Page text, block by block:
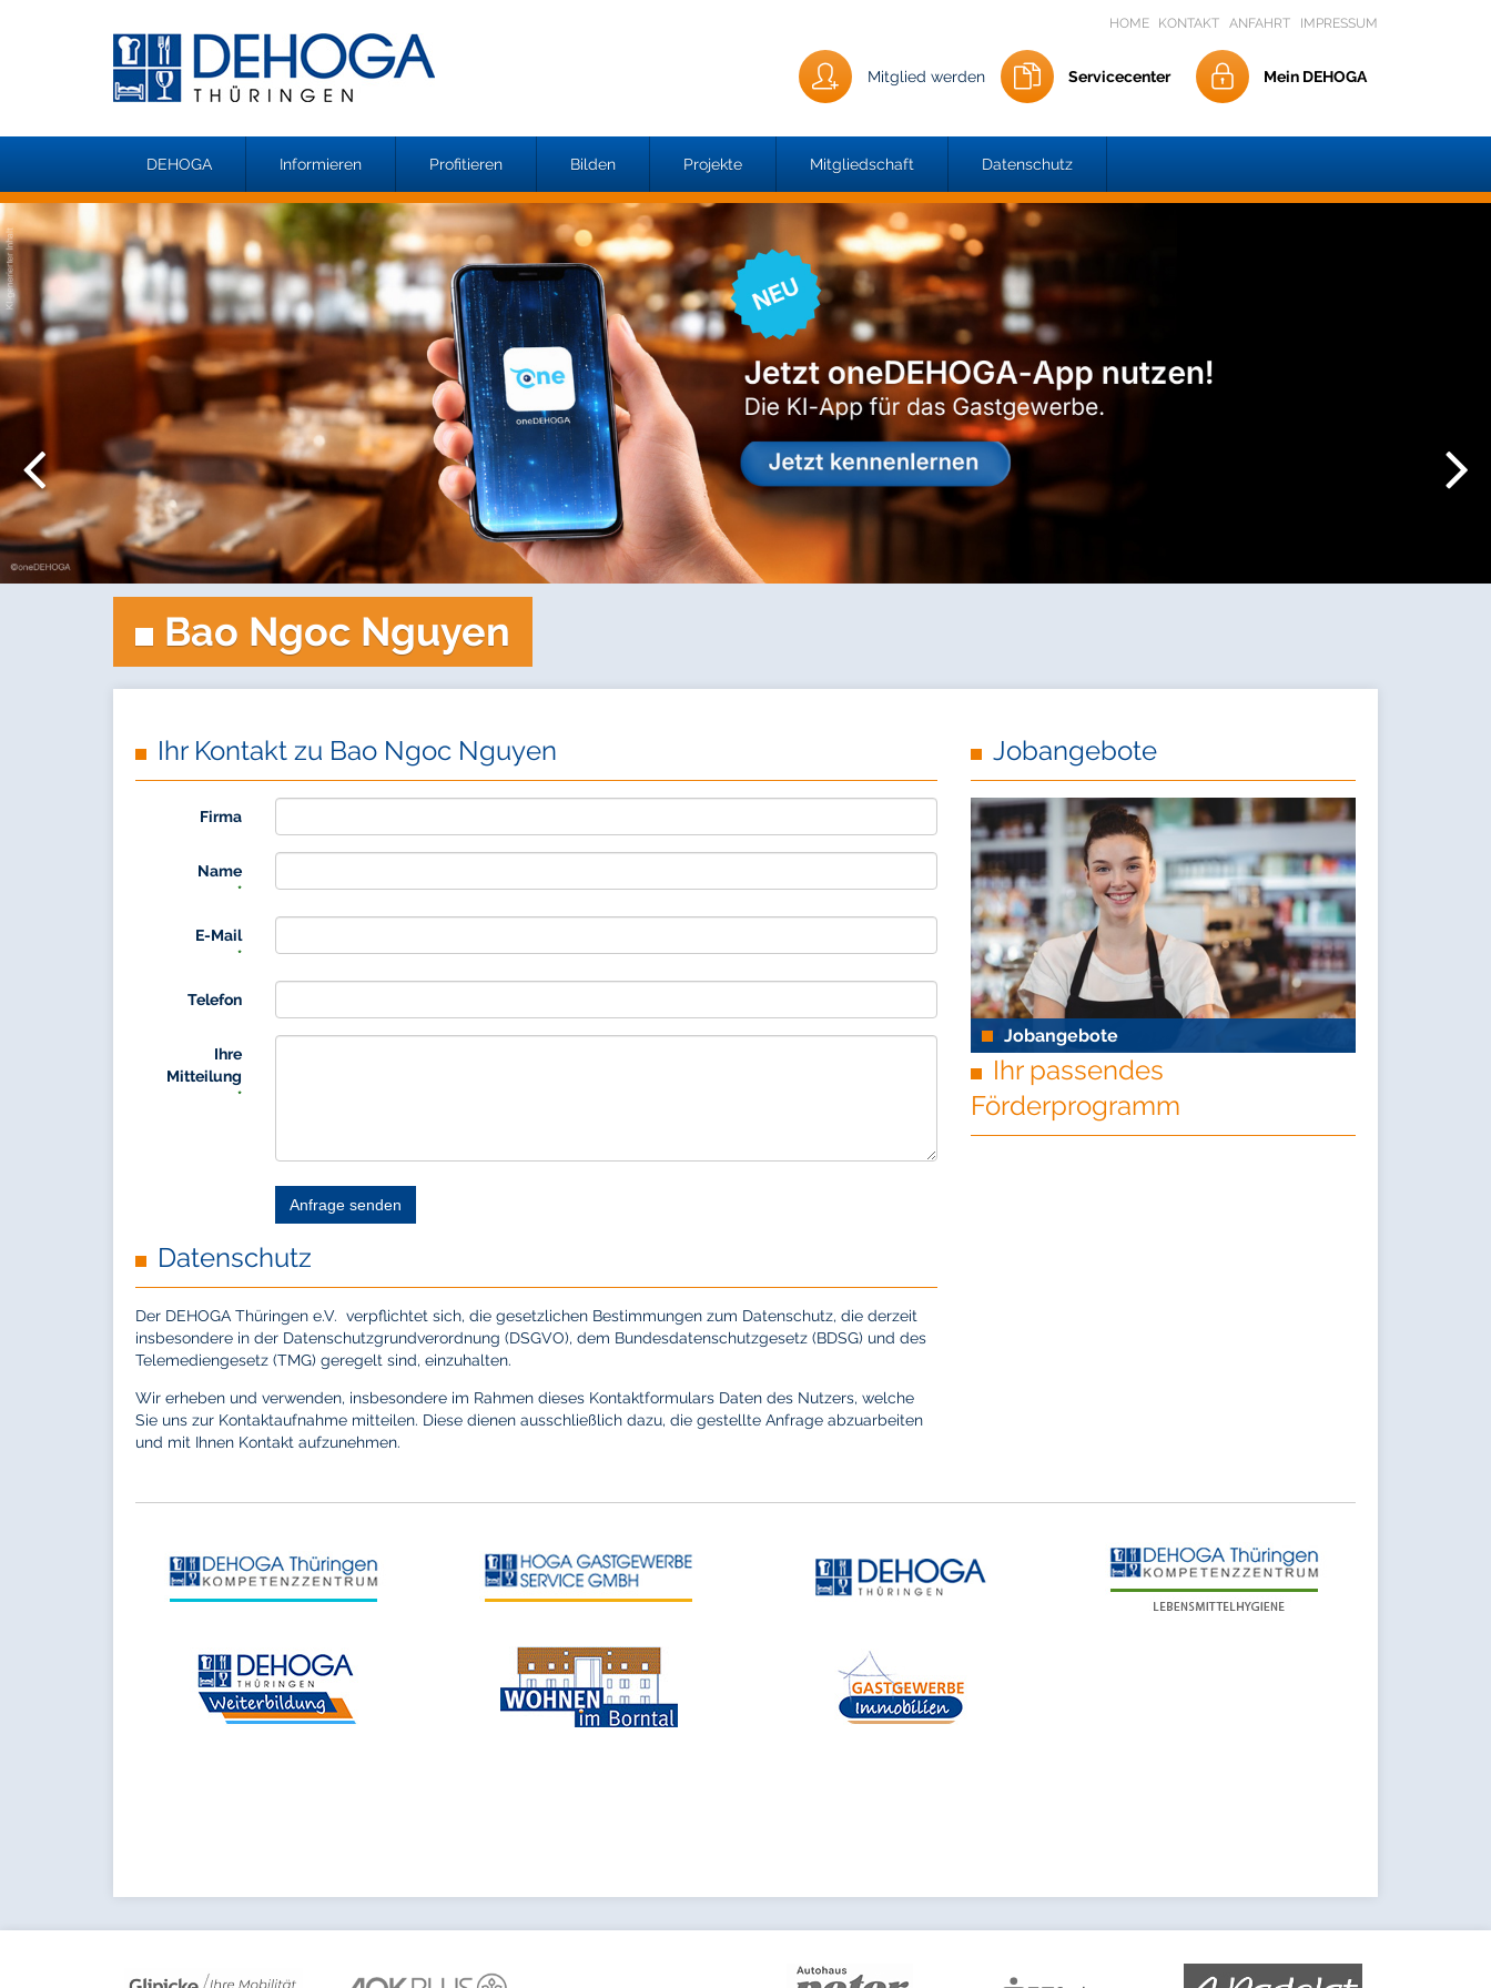
HOME KONTAKT ANFAHRT IMPRESSUM
Mitglied werden Servicecenter Mein DEHOGA
DEHOGA Informieren Profitieren Bilden Projekte Mitgliedschaft Datenschutz
Bao Ngoc Nguyen
Ihr Kontakt zu Bao Ngoc Nguyen
Firma
Name
*
E-Mail
*
Telefon
Ihre
Mitteilung
*
Anfrage senden
Datenschutz
Der DEHOGA Thüringen e.V. verpflichtet sich, die gesetzlichen Bestimmungen zum Datenschutz, die derzeit
insbesondere in der Datenschutzgrundverordnung (DSGVO), dem Bundesdatenschutzgesetz (BDSG) und des
Telemediengesetz (TMG) geregelt sind, einzuhalten.
Wir erheben und verwenden, insbesondere im Rahmen dieses Kontaktformulars Daten des Nutzers, welche
Sie uns zur Kontaktaufnahme mitteilen. Diese dienen ausschließlich dazu, die gestellte Anfrage abzuarbeiten
und mit Ihnen Kontakt aufzunehmen.
Jobangebote
Jobangebote
Ihr passendes
Förderprogramm